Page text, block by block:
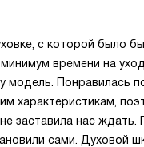
с которой было бы
времени на
модель. Понравилась
характеристикам,
заставила нас ждать.
сами. Духовой